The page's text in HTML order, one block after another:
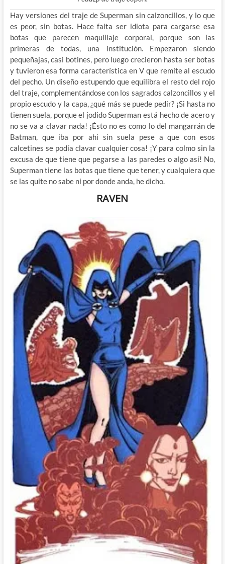
Hay versiones del traje de Superman sin calzoncillos, y lo que
es peor, sin botas. Hace falta ser idiota para cargarse esa
botas que parecen maquillaje corporal, porque son las
primeras de todas, una institución. Empezaron siendo
pequeñajas, casi botines, pero luego crecieron hasta ser botas
y tuvieron esa forma característica en V que remite al escudo
del pecho. Un diseño estupendo que equilibra el resto del rojo
del traje, complementándose con los sagrados calzoncillos y el
propio escudo y la capa, ¿qué más se puede pedir? ¡Si hasta no
tienen suela, porque el jodido Superman está hecho de acero y
no se va a clavar nada! ¡Ésto no es como lo del mangarrán de
Batman, que iba por ahi sin suela pese a que con esos
calcetines se podía clavar cualquier cosa! ¡Y para colmo sin la
excusa de que tiene que pegarse a las paredes o algo así! No,
Superman tiene las botas que tiene que tener, y cualquiera que
se las quite no sabe ni por donde anda, he dicho.
RAVEN